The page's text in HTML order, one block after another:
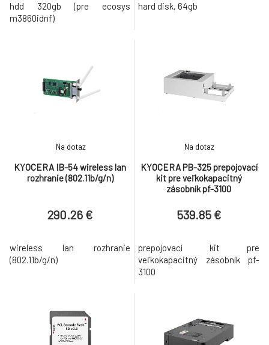
hdd 320gb (pre ecosys
m3860idnf)
hard disk, 64gb
KYOCERA IB-54 wireless lan
rozhranie (802.11b/g/n)
Na dotaz
290.26 €
wireless lan rozhranie
(802.11b/g/n)
KYOCERA PB-325 prepojovací
kit pre veľkokapacitný
zásobník pf-3100
Na dotaz
539.85 €
prepojovací kit pre
veľkokapacitný zásobník pf-
3100